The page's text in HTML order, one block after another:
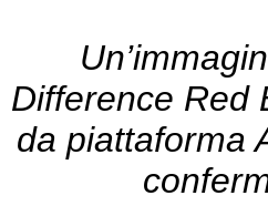
Difference Red
da piattaforma